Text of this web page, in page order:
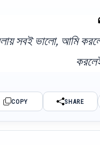
সবই ভালো, আমি
COPY SHARE